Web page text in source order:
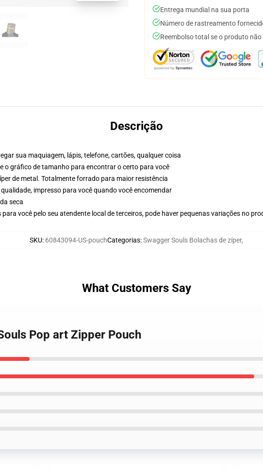
Entrega mundial na sua porta
Número de rastreamento
Reembolso total se o produto
Descrição
sua maquiagem, lápis, telefone, cartões, qualquer coisa
o gráfico de tamanho para encontrar o certo para você
de metal. Totalmente forrado para maior resistência
impresso para você quando você encomendar
seca
você pelo seu atendente local de terceiros, pode haver pequenas variações no
SKU: 60843094-US-pouchCategorias:Swagger Souls Bolachas de zíper,
What Customers Say
Pop art Zipper Pouch